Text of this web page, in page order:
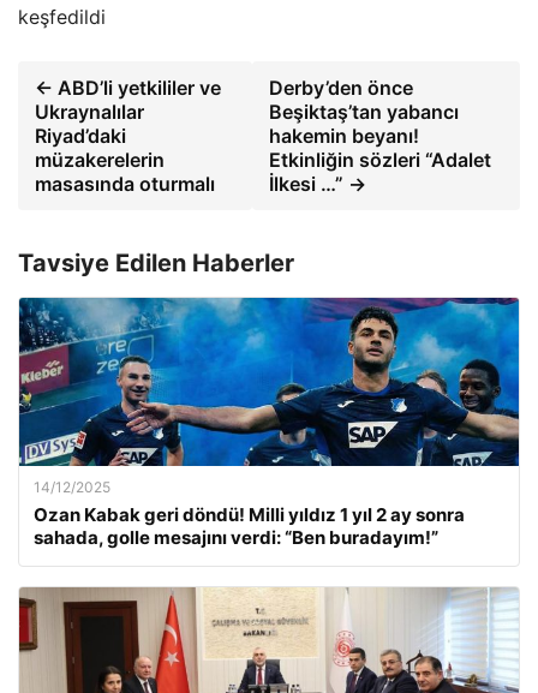
keşfedildi
← ABD’li yetkililer ve
Ukraynalılar
Riyad’daki
müzakerelerin
masasında oturmalı
Derby’den önce
Beşiktaş’tan yabancı
hakemin beyanı!
Etkinliğin sözleri “Adalet
İlkesi …” →
Tavsiye Edilen Haberler
14/12/2025
Ozan Kabak geri döndü! Milli yıldız 1 yıl 2 ay sonra
sahada, golle mesajını verdi: “Ben buradayım!”